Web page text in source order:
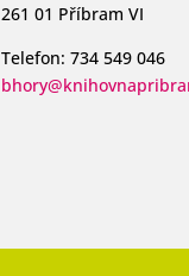
261 01 Příbram VI
Telefon: 734 549 046